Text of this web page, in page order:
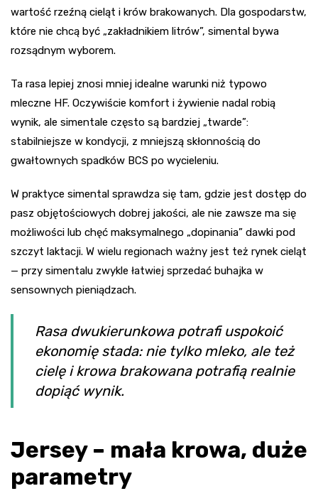
wartość rzeźną cieląt i krów brakowanych. Dla gospodarstw,
które nie chcą być „zakładnikiem litrów”, simental bywa
rozsądnym wyborem.
Ta rasa lepiej znosi mniej idealne warunki niż typowo
mleczne HF. Oczywiście komfort i żywienie nadal robią
wynik, ale simentale często są bardziej „twarde”:
stabilniejsze w kondycji, z mniejszą skłonnością do
gwałtownych spadków BCS po wycieleniu.
W praktyce simental sprawdza się tam, gdzie jest dostęp do
pasz objętościowych dobrej jakości, ale nie zawsze ma się
możliwości lub chęć maksymalnego „dopinania” dawki pod
szczyt laktacji. W wielu regionach ważny jest też rynek cieląt
— przy simentalu zwykle łatwiej sprzedać buhajka w
sensownych pieniądzach.
Rasa dwukierunkowa potrafi uspokoić
ekonomię stada: nie tylko mleko, ale też
cielę i krowa brakowana potrafią realnie
dopiąć wynik.
Jersey – mała krowa, duże
parametry